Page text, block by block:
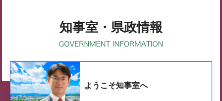
知事室・県政情報
ようこそ知事室へ